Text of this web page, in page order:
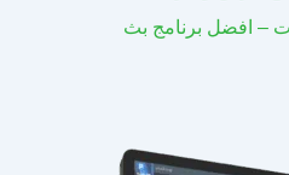
– افضل برنامج بث